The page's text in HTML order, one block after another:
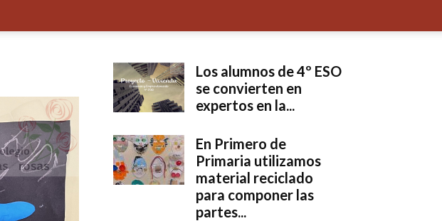
Los alumnos de 4º ESO
se convierten en
expertos en la...
En Primero de
Primaria utilizamos
material reciclado
para componer las
partes...